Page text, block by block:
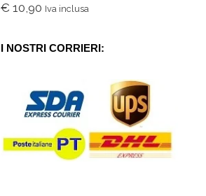
0
5
€ 10,90 Iva inclusa
I NOSTRI CORRIERI: